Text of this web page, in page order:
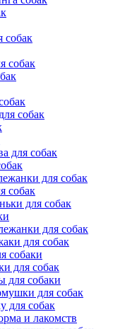
собак
собак
собак
для собак
для собак
собак
для собак
для собак
для собак
собаки
для собак
для собаки
для собак
для собак
и лакомств